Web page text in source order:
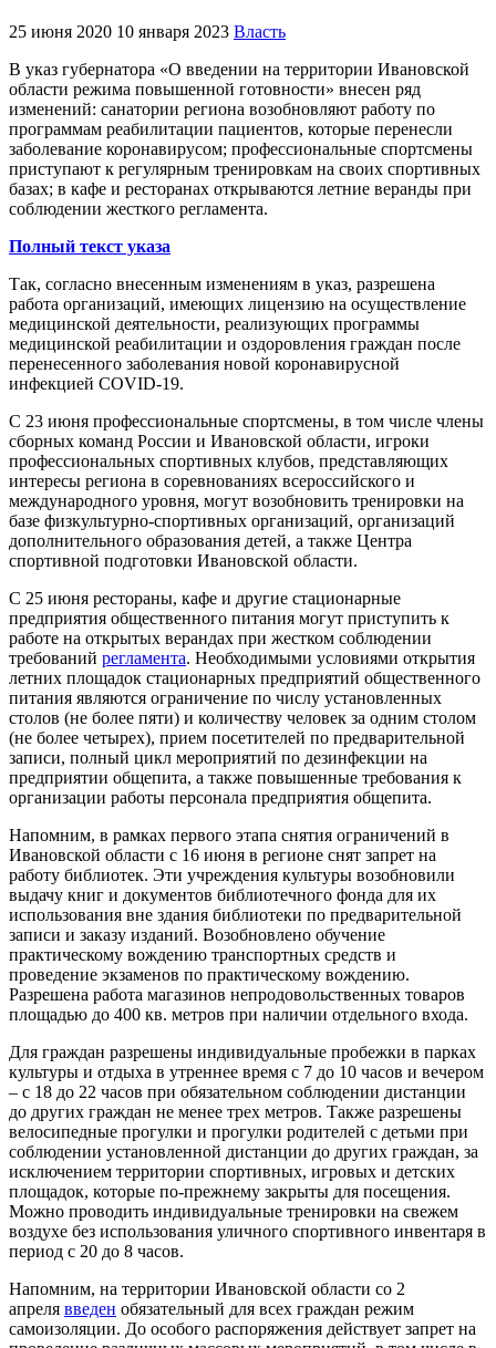
25 июня 2020 10 января 2023 Власть
В указ губернатора «О введении на территории Ивановской
области режима повышенной готовности» внесен ряд
изменений: санатории региона возобновляют работу по
программам реабилитации пациентов, которые перенесли
заболевание коронавирусом; профессиональные спортсмены
приступают к регулярным тренировкам на своих спортивных
базах; в кафе и ресторанах открываются летние веранды при
соблюдении жесткого регламента.
Полный текст указа
Так, согласно внесенным изменениям в указ, разрешена
работа организаций, имеющих лицензию на осуществление
медицинской деятельности, реализующих программы
медицинской реабилитации и оздоровления граждан после
перенесенного заболевания новой коронавирусной
инфекцией COVID-19.
С 23 июня профессиональные спортсмены, в том числе члены
сборных команд России и Ивановской области, игроки
профессиональных спортивных клубов, представляющих
интересы региона в соревнованиях всероссийского и
международного уровня, могут возобновить тренировки на
базе физкультурно-спортивных организаций, организаций
дополнительного образования детей, а также Центра
спортивной подготовки Ивановской области.
С 25 июня рестораны, кафе и другие стационарные
предприятия общественного питания могут приступить к
работе на открытых верандах при жестком соблюдении
требований регламента. Необходимыми условиями открытия
летних площадок стационарных предприятий общественного
питания являются ограничение по числу установленных
столов (не более пяти) и количеству человек за одним столом
(не более четырех), прием посетителей по предварительной
записи, полный цикл мероприятий по дезинфекции на
предприятии общепита, а также повышенные требования к
организации работы персонала предприятия общепита.
Напомним, в рамках первого этапа снятия ограничений в
Ивановской области с 16 июня в регионе снят запрет на
работу библиотек. Эти учреждения культуры возобновили
выдачу книг и документов библиотечного фонда для их
использования вне здания библиотеки по предварительной
записи и заказу изданий. Возобновлено обучение
практическому вождению транспортных средств и
проведение экзаменов по практическому вождению.
Разрешена работа магазинов непродовольственных товаров
площадью до 400 кв. метров при наличии отдельного входа.
Для граждан разрешены индивидуальные пробежки в парках
культуры и отдыха в утреннее время с 7 до 10 часов и вечером
– с 18 до 22 часов при обязательном соблюдении дистанции
до других граждан не менее трех метров. Также разрешены
велосипедные прогулки и прогулки родителей с детьми при
соблюдении установленной дистанции до других граждан, за
исключением территории спортивных, игровых и детских
площадок, которые по-прежнему закрыты для посещения.
Можно проводить индивидуальные тренировки на свежем
воздухе без использования уличного спортивного инвентаря в
период с 20 до 8 часов.
Напомним, на территории Ивановской области со 2
апреля введен обязательный для всех граждан режим
самоизоляции. До особого распоряжения действует запрет на